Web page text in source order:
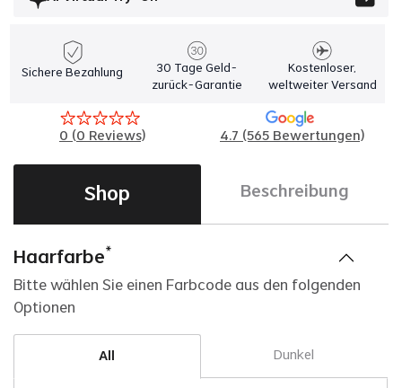
Sichere Bezahlung
30 Tage Geld-
zurück-Garantie
Kostenloser,
weltweiter Versand
0 (0 Reviews) 4.7 (565 Bewertungen)
Shop Beschreibung
Haarfarbe*
Bitte wählen Sie einen Farbcode aus den folgenden
Optionen
All Dunkel